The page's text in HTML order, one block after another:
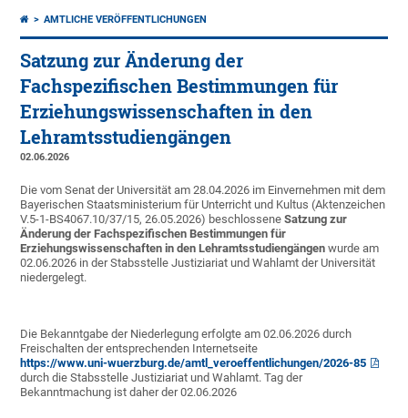
AMTLICHE VERÖFFENTLICHUNGEN
Satzung zur Änderung der
Fachspezifischen Bestimmungen für
Erziehungswissenschaften in den
Lehramtsstudiengängen
02.06.2026
Die vom Senat der Universität am 28.04.2026 im Einvernehmen mit dem
Bayerischen Staatsministerium für Unterricht und Kultus (Aktenzeichen
V.5-1-BS4067.10/37/15, 26.05.2026) beschlosseneSatzung zur
Änderung der Fachspezifischen Bestimmungen für
Erziehungswissenschaften in den Lehramtsstudiengängenwurde am
02.06.2026 in der Stabsstelle Justiziariat und Wahlamt der Universität
niedergelegt.
Die Bekanntgabe der Niederlegung erfolgte am 02.06.2026 durch
Freischalten der entsprechenden Internetseite
https://www.uni-wuerzburg.de/amtl_veroeffentlichungen/2026-85
durch die Stabsstelle Justiziariat und Wahlamt. Tag der
Bekanntmachung ist daher der 02.06.2026